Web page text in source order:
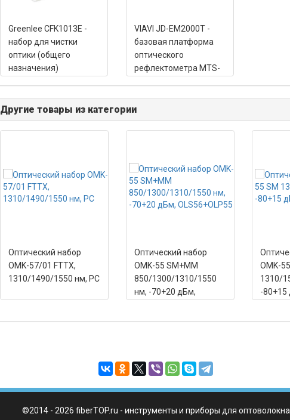
Greenlee CFK1013E -
набор для чистки
оптики (общего
назначения)
VIAVI JD-EM2000T -
базовая платформа
оптического
рефлектометра MTS-
Другие товары из категории
Оптический набор
OMK-57/01 FTTX,
1310/1490/1550 нм, PC
Оптический набор
OMK-55 SM+MM
850/1300/1310/1550
нм, -70+20 дБм,
OMK-
1310/
-80+15
©2014 - 2026 fiberTOP.ru - инструменты и приборы для оптоволокна